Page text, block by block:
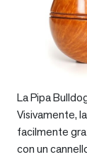
La Pipa
Visivamente,
facilmente
con un